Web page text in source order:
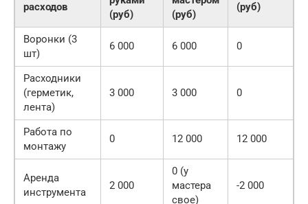
расходов
(руб)
(руб)
(руб)
Воронки (3
шт)
6 000 6 000 0
Расходники
(герметик,
лента)
3 000 3 000 0
Работа по
монтажу
0 12 000 12 000
Аренда
инструмента
2 000
0 (у
мастера
свое)
-2 000